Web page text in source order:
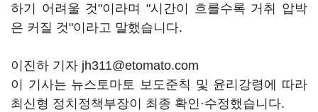
하기 어려울 것"이라며 "시간이 흐를수록 거취 압박
은 커질 것"이라고 말했습니다.
이진하 기자 jh311@etomato.com
이 기사는 뉴스토마토 보도준칙 및 윤리강령에 따라
최신형 정치정책부장이 최종 확인·수정했습니다.